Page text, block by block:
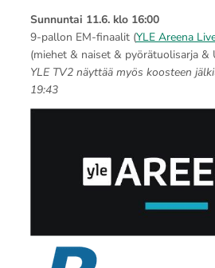
Sunnuntai 11.6. klo 16:00
9-pallon EM-finaalit (YLE Areena
(miehet & naiset & pyörätuolisarja &
YLE TV2 näyttää myös koosteen
19:43